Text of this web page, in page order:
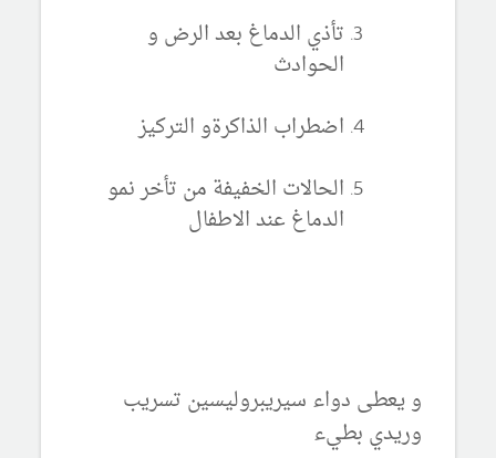
تأذي الدماغ بعد الرض و
الحوادث
اضطراب الذاكرةو التركيز
الحالات الخفيفة من تأخر نمو
الدماغ عند الاطفال
و يعطى دواء سيريبروليسين تسريب
وريدي بطيء